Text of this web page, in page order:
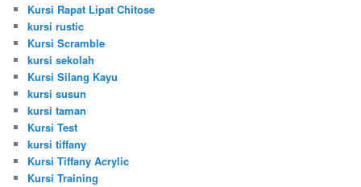
Kursi Rapat Lipat Chitose
kursi rustic
Kursi Scramble
kursi sekolah
Kursi Silang Kayu
kursi susun
kursi taman
Kursi Test
kursi tiffany
Kursi Tiffany Acrylic
Kursi Training